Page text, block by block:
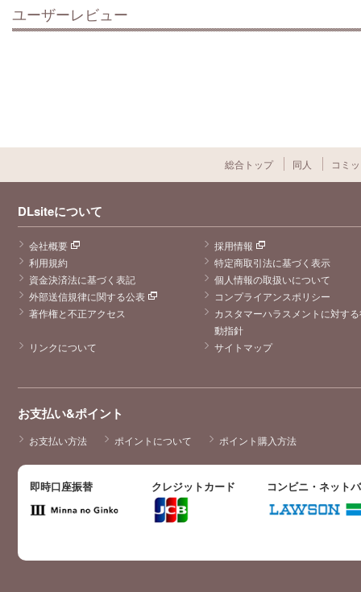
ユーザーレビュー
総合トップ 同人 コミ
DLsiteについて
会社概要
採用情報
利用規約
特定商取引法に基づく表示
資金決済法に基づく表記
個人情報の取扱いについて
外部送信規律に関する公表
コンプライアンスポリシー
著作権と不正アクセス
カスタマーハラスメントに対す
動指針
リンクについて
サイトマップ
お支払い&ポイント
お支払い方法 ポイントについて ポイント購入方法
即時口座振替 クレジットカード コンビニ・ネット